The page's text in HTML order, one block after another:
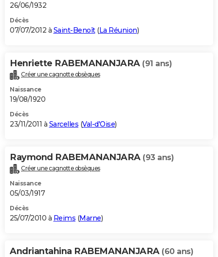
26/06/1932
Décès
07/07/2012 à Saint-Benoît(La Réunion)
Henriette RABEMANANJARA (91 ans)
Créer une cagnotte obsèques
Naissance
19/08/1920
Décès
23/11/2011 à Sarcelles (Val-d'Oise)
Raymond RABEMANANJARA (93 ans)
Créer une cagnotte obsèques
Naissance
05/03/1917
Décès
25/07/2010 à Reims (Marne)
Andriantahina RABEMANANJARA (60 ans)